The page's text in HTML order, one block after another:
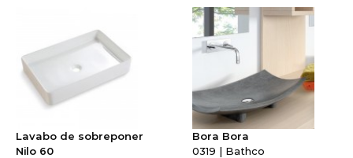
Lavabo de sobreponer
Nilo 60
Bora Bora
0319 | Bathco